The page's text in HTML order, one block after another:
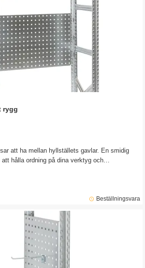
rygg
att ha mellan hyllställets gavlar. En smidig
att hålla ordning på dina verktyg och
ingår ej!
Beställningsvara